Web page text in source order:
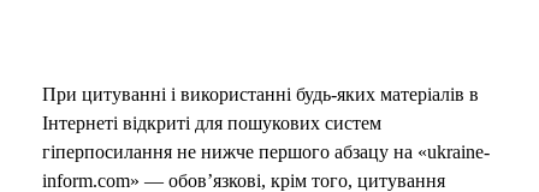
При цитуванні і використанні будь-яких матеріалів в
Інтернеті відкриті для пошукових систем
гіперпосилання не нижче першого абзацу на «ukraine-
inform.com» — обов’язкові, крім того, цитування